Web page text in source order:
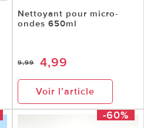
Nettoyant pour micro-
ondes 650ml
9,99 4,99
Voir l’article
-60%